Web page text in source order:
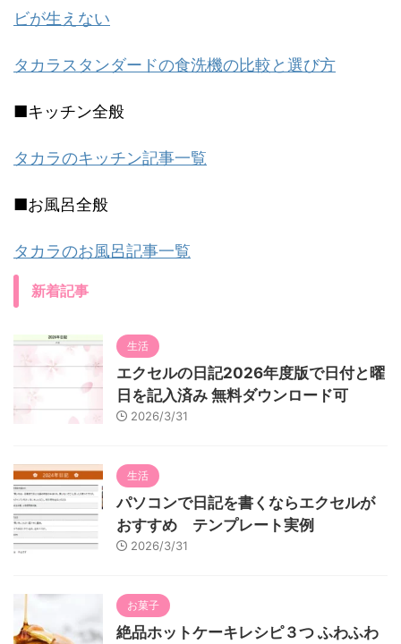
ビが生えない
タカラスタンダードの食洗機の比較と選び方
■キッチン全般
タカラのキッチン記事一覧
■お風呂全般
タカラのお風呂記事一覧
新着記事
生活
エクセルの日記2026年度版で日付と曜
日を記入済み 無料ダウンロード可
2026/3/31
生活
パソコンで日記を書くならエクセルが
おすすめ テンプレート実例
2026/3/31
お菓子
絶品ホットケーキレシピ３つ ふわふわ